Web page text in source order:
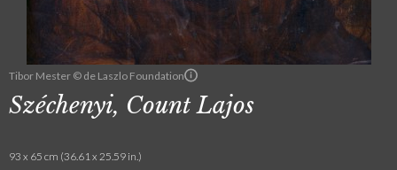
Tibor Mester © de Laszlo Foundation
Széchenyi, Count Lajos
93 x 65 cm (36.61 x 25.59 in.)